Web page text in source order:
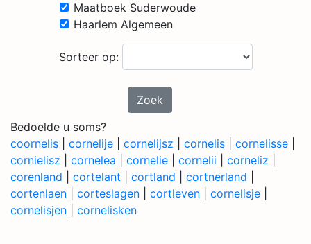
Maatboek Suderwoude
Haarlem Algemeen
Sorteer op:
Zoek
Bedoelde u soms?
coornelis
cornelije cornelijsz cornelis cornelisse
cornielisz
cornelea cornelie cornelii corneliz
corenland
cortelant cortland cortnerland
cortenlaen
corteslagen cortleven cornelisje
cornelisjen
cornelisken